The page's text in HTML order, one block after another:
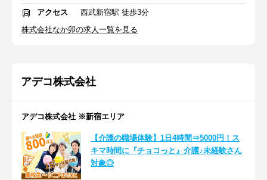
アクセス
西武新宿駅 徒歩3分
株式会社なか卯の求人一覧を見る
アデコ株式会社
アデコ株式会社 ※新宿エリア
【介護の職場体験】1日4時間⇒5000円！ス
キマ時間に『チョコっと』介護♪未経験さん
対象◎